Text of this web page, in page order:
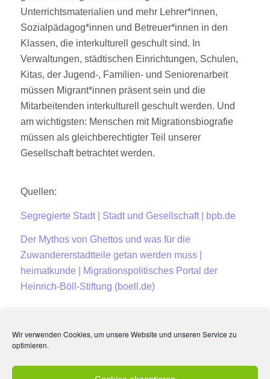
Wir verwenden Cookies, um unsere Website und unseren Service zu
optimieren.
Unterrichtsmaterialien und mehr Lehrer*innen,
Sozialpädagog*innen und Betreuer*innen in den
Klassen, die interkulturell geschult sind. In
Verwaltungen, städtischen Einrichtungen, Schulen,
Kitas, der Jugend-, Familien- und Seniorenarbeit
müssen Migrant*innen präsent sein und die
Mitarbeitenden interkulturell geschult werden. Und
am wichtigsten: Menschen mit Migrationsbiografie
müssen als gleichberechtigter Teil unserer
Gesellschaft betrachtet werden.
Quellen:
Segregierte Stadt | Stadt und Gesellschaft | bpb.de
Der Mythos von Ghettos und was für die
Zuwandererstadtteile getan werden muss |
heimatkunde | Migrationspolitisches Portal der
Heinrich-Böll-Stiftung (boell.de)